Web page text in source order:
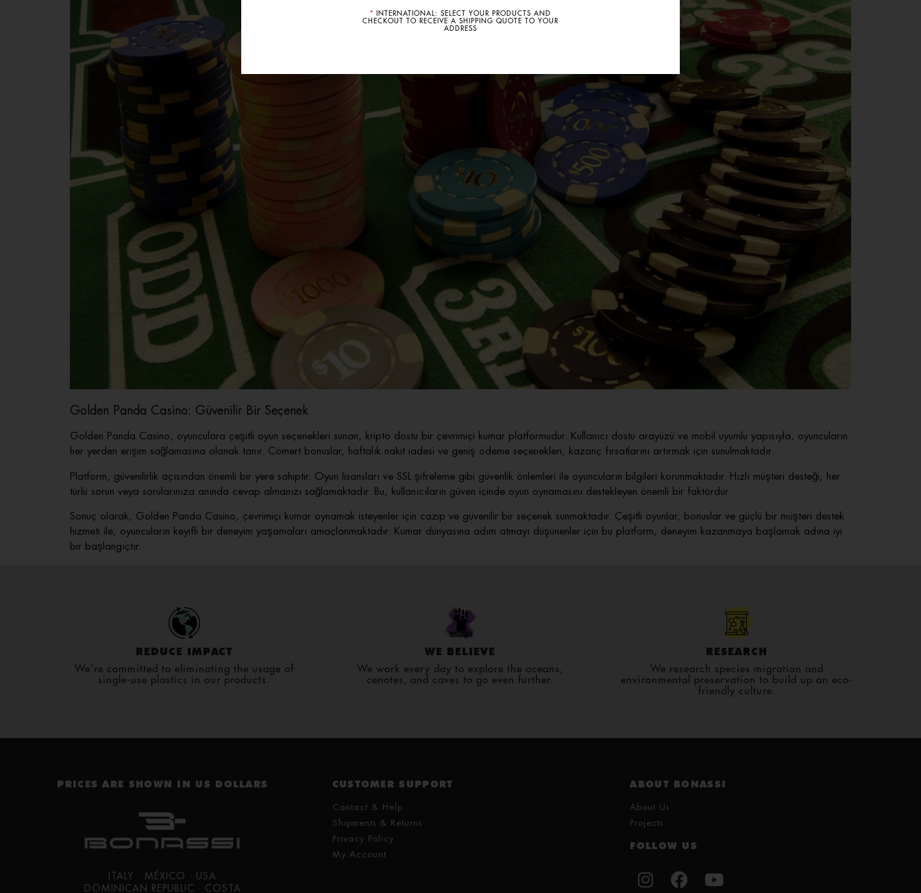
Golden Panda Casino: Güvenilir Bir Seçenek
Golden Panda Casino, oyunculara çeşitli oyun seçenekleri sunan, kripto dostu bir çevrimiçi kumar platformudur. Kullanıcı dostu arayüzü ve mobil uyumlu yapısıyla, oyuncuların
her yerden erişim sağlamasına olanak tanır. Cömert bonuslar, haftalık nakit iadesi ve geniş ödeme seçenekleri, kazanç fırsatlarını artırmak için sunulmaktadır.
Platform, güvenilirlik açısından önemli bir yere sahiptir. Oyun lisansları ve SSL şifreleme gibi güvenlik önlemleri ile oyuncuların bilgileri korunmaktadır. Hızlı müşteri desteği, her
türlü sorun veya sorularınıza anında cevap almanızı sağlamaktadır. Bu, kullanıcıların güven içinde oyun oynamasını destekleyen önemli bir faktördür.
Sonuç olarak, Golden Panda Casino, çevrimiçi kumar oynamak isteyenler için cazip ve güvenilir bir seçenek sunmaktadır. Çeşitli oyunlar, bonuslar ve güçlü bir müşteri destek
hizmeti ile, oyuncuların keyifli bir deneyim yaşamaları amaçlanmaktadır. Kumar dünyasına adım atmayı düşünenler için bu platform, deneyim kazanmaya başlamak adına iyi
bir başlangıçtır.
REDUCE IMPACT
We're committed to eliminating the usage of
single-use plastics in our products.
WE BELIEVE
We work every day to explore the oceans,
cenotes, and caves to go even further.
RESEARCH
We research species migration and
environmental preservation to build up an eco-
friendly culture.
PRICES ARE SHOWN IN US DOLLARS
· ITALY · MÉXICO · USA ·
DOMINICAN REPUBLIC · COSTA
CUSTOMER SUPPORT
Contact & Help
Shipments & Returns
Privacy Policy
My Account
ABOUT BONASSI
About Us
Projects
FOLLOW US
* INTERNATIONAL: SELECT YOUR PRODUCTS AND
CHECKOUT TO RECEIVE A SHIPPING QUOTE TO YOUR
ADDRESS